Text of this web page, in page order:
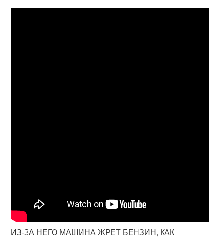
ИЗ-ЗА НЕГО МАШИНА ЖРЕТ БЕНЗИН, КАК